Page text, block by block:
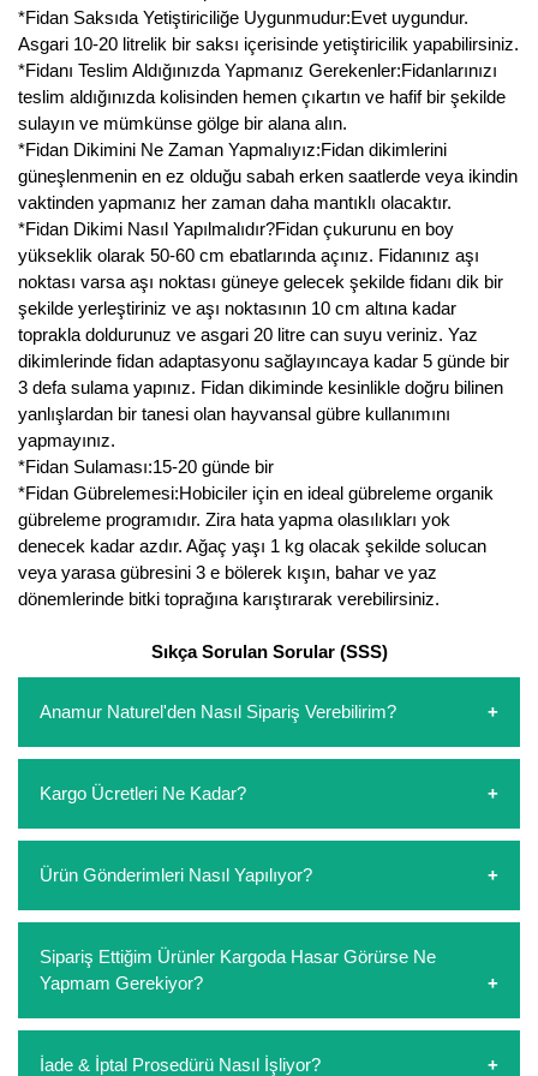
*Fidan Saksıda Yetiştiriciliğe Uygunmudur:Evet uygundur.
Asgari 10-20 litrelik bir saksı içerisinde yetiştiricilik yapabilirsiniz.
*Fidanı Teslim Aldığınızda Yapmanız Gerekenler:Fidanlarınızı
teslim aldığınızda kolisinden hemen çıkartın ve hafif bir şekilde
sulayın ve mümkünse gölge bir alana alın.
*Fidan Dikimini Ne Zaman Yapmalıyız:Fidan dikimlerini
güneşlenmenin en ez olduğu sabah erken saatlerde veya ikindin
vaktinden yapmanız her zaman daha mantıklı olacaktır.
*Fidan Dikimi Nasıl Yapılmalıdır?Fidan çukurunu en boy
yükseklik olarak 50-60 cm ebatlarında açınız. Fidanınız aşı
noktası varsa aşı noktası güneye gelecek şekilde fidanı dik bir
şekilde yerleştiriniz ve aşı noktasının 10 cm altına kadar
toprakla doldurunuz ve asgari 20 litre can suyu veriniz. Yaz
dikimlerinde fidan adaptasyonu sağlayıncaya kadar 5 günde bir
3 defa sulama yapınız. Fidan dikiminde kesinlikle doğru bilinen
yanlışlardan bir tanesi olan hayvansal gübre kullanımını
yapmayınız.
*Fidan Sulaması:15-20 günde bir
*Fidan Gübrelemesi:Hobiciler için en ideal gübreleme organik
gübreleme programıdır. Zira hata yapma olasılıkları yok
denecek kadar azdır. Ağaç yaşı 1 kg olacak şekilde solucan
veya yarasa gübresini 3 e bölerek kışın, bahar ve yaz
dönemlerinde bitki toprağına karıştırarak verebilirsiniz.
Sıkça Sorulan Sorular (SSS)
Anamur Naturel'den Nasıl Sipariş Verebilirim?
oluşturarak,iletişim numaralarımızdan bizi arayarak veya
whatsapp hattımızdan bizlere isteklerinizi yazarak sipariş
ödemelerini sipariş verdikten sonra havale/eft veya sipariş
Kargo Ücretleri Ne Kadar?
etmeyin diye 1500 lira ve üzerindeki siparişlerinizde
kargoyu biz karşılıyoruz. 1500 Lira altında kalan
kargo ücreti ödeme aşamasında sepetinize eklenecektir.
Ürün Gönderimleri Nasıl Yapılıyor?
paketlenip gönderim yapılmaktadır.
Sipariş Ettiğim Ürünler Kargoda Hasar Görürse Ne
Yapmam Gerekiyor?
çerçevesinde müşterilerimizi hiçbir zaman mağdur
İade & İptal Prosedürü Nasıl İşliyor?